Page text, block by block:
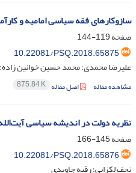
سازوکارهای فقه سیاسی امامیه و
صفحه119-144
10.22081/PSQ.2018.65875
علیرضا محمدی؛ محمد حسین خوانین
مشاهده مقاله اصل مقاله 875.84 K
نظریه دولت در اندیشه سیاسی
صفحه145-166
10.22081/PSQ.2018.65876
نجف لکزایی؛ رقیه جاویدی